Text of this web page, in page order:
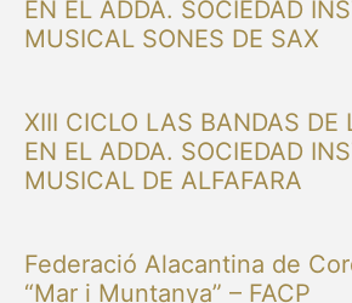
EN EL ADDA. SOCIEDAD
MUSICAL SONES DE SAX
XIII CICLO LAS BANDAS DE
EN EL ADDA. SOCIEDAD
MUSICAL DE ALFAFARA
Federació Alacantina de
“Mar i Muntanya” – FACP